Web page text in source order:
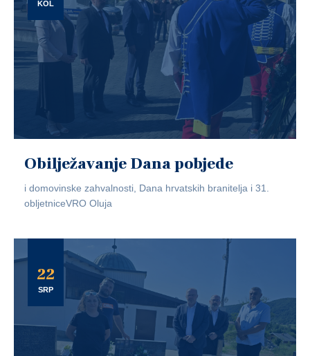
KOL
Obilježavanje Dana pobjede
i domovinske zahvalnosti, Dana hrvatskih branitelja i 31.
obljetniceVRO Oluja
22
SRP